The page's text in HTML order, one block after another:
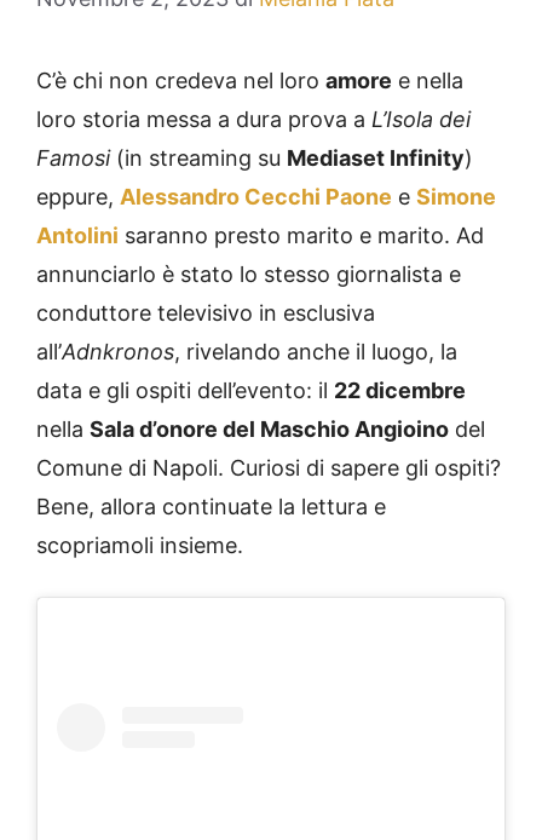
C’è chi non credeva nel loro amore e nella
loro storia messa a dura prova a L’Isola dei
Famosi(in streaming su Mediaset Infinity)
eppure, Alessandro Cecchi Paone e Simone
Antolini saranno presto marito e marito. Ad
annunciarlo è stato lo stesso giornalista e
conduttore televisivo in esclusiva
all’Adnkronos, rivelando anche il luogo, la
data e gli ospiti dell’evento: il 22 dicembre
nella Sala d’onore del Maschio Angioino del
Comune di Napoli. Curiosi di sapere gli ospiti?
Bene, allora continuate la lettura e
scopriamoli insieme.